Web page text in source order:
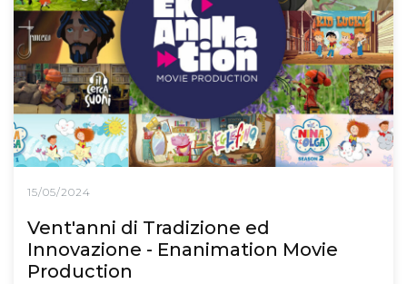
15/05/2024
Vent'anni di Tradizione ed
Innovazione - Enanimation Movie
Production